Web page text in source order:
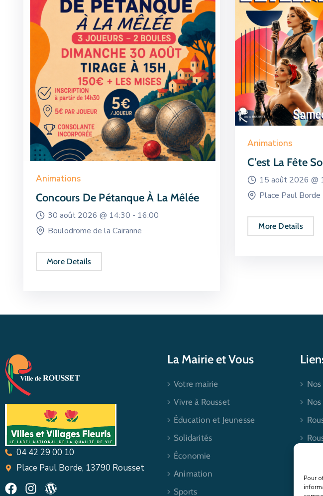
Pour
Animations
Concours De Pétanque À La Mêlée
30 août 2026 @ 14:30 - 16:00
Boulodrome de la Cairanne
More Details
Animations
C’est La Fête
15 août 2026 @
Place Paul Borde
More Details
04 42 29 00 10
Place Paul Borde, 13790 Rousset
La Mairie et Vous
Votre mairie
Vivre à Rousset
Éducation et Jeunesse
Solidarités
Économie
Animation
Sports